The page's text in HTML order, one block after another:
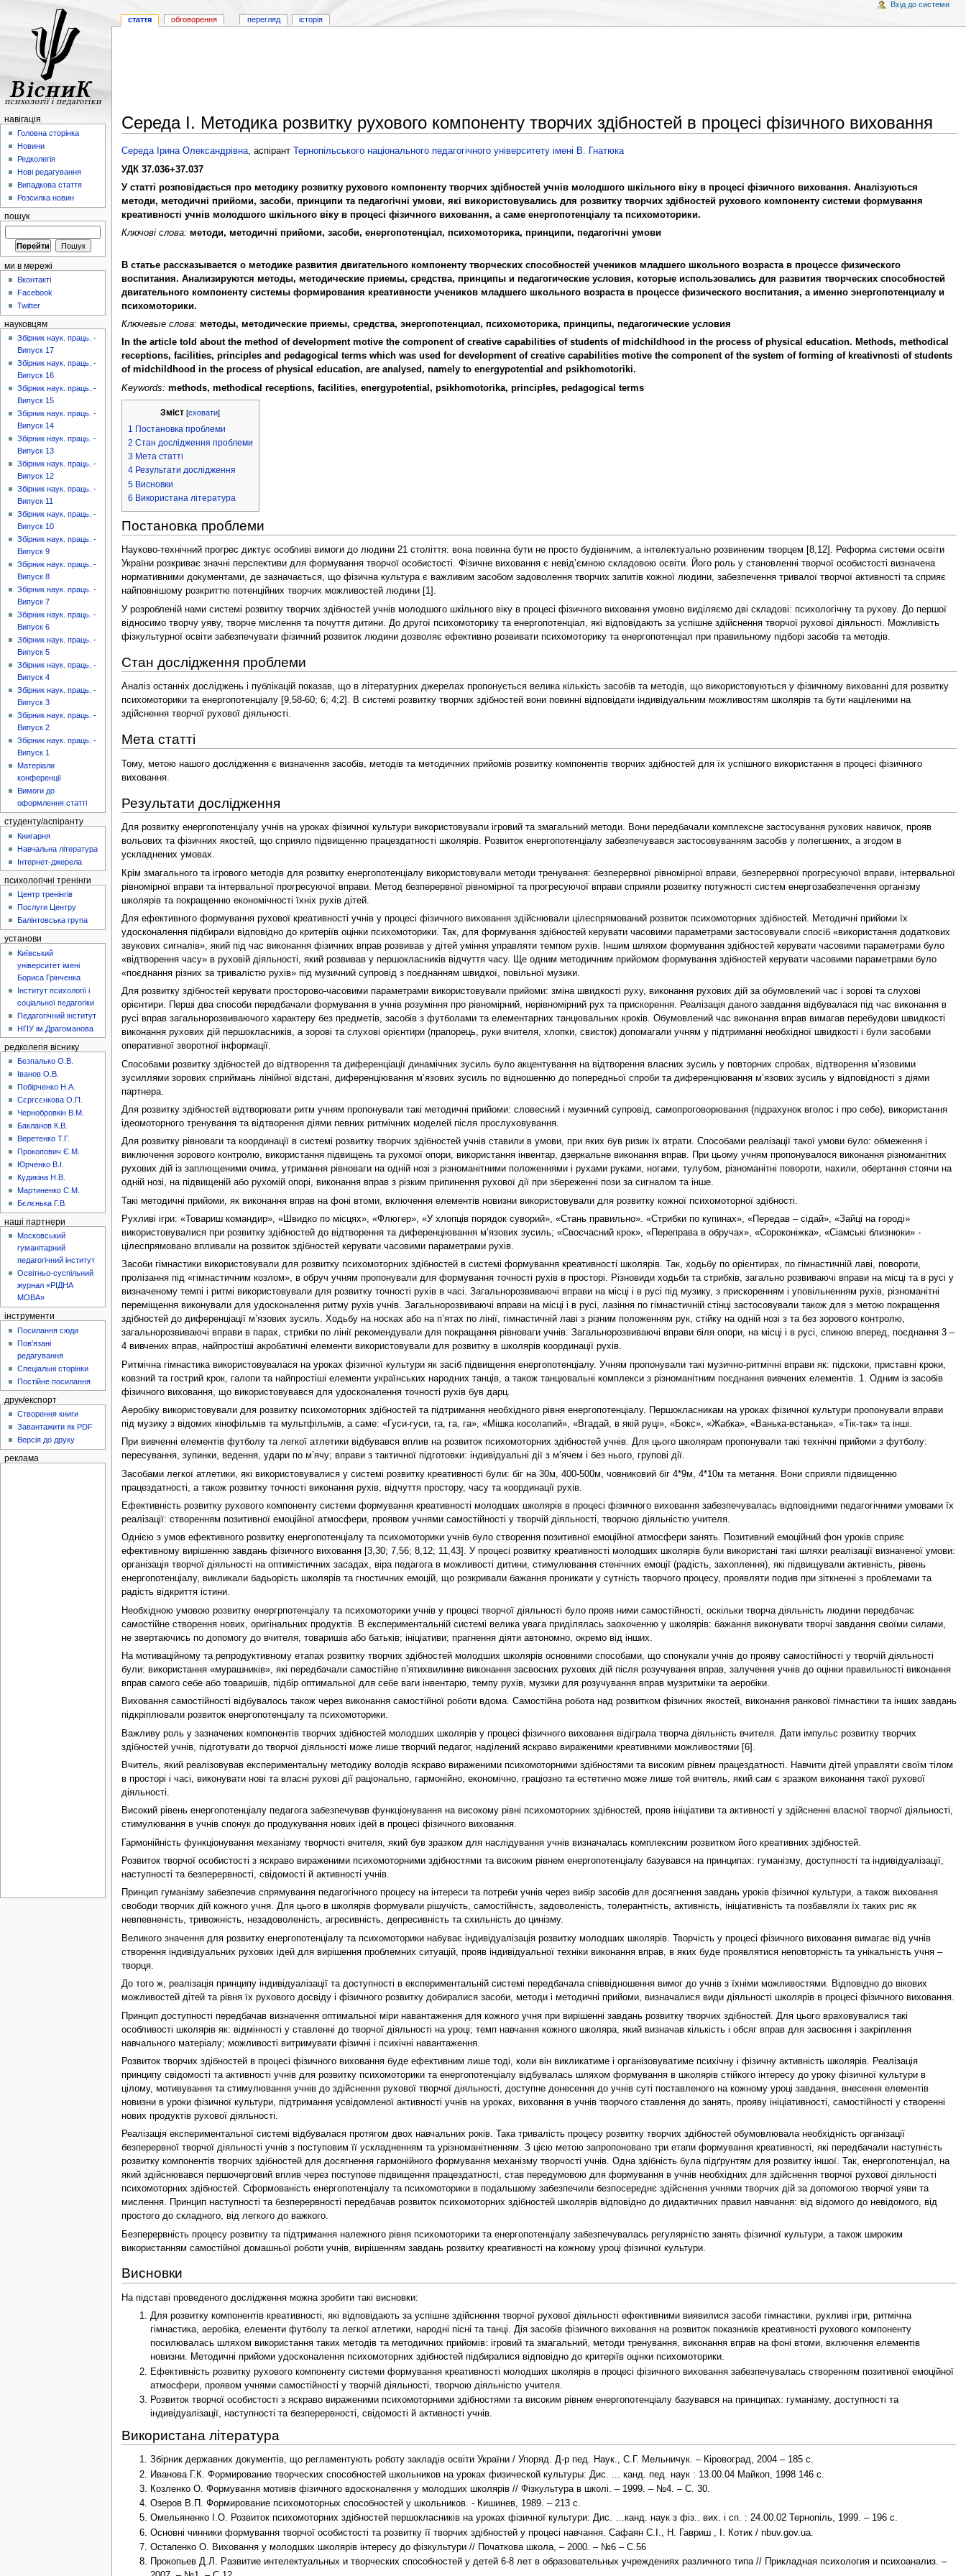
Середа І. Методика розвитку рухового компоненту творчих здібностей в процесі фізичного виховання
Середа Ірина Олександрівна, аспірант
Тернопільського національного педагогічного університету імені В. Гнатюка
УДК 37.036+37.037
У статті розповідається про методику розвитку рухового компоненту творчих здібностей учнів молодшого шкільного віку в процесі фізичного виховання. Аналізуються
методи, методичні прийоми, засоби, принципи та педагогічні умови, які використовувались для розвитку творчих здібностей рухового компоненту системи формування
креативності учнів молодшого шкільного віку в процесі фізичного виховання, а саме енергопотенціалу та психомоторики.
Ключові слова: методи, методичні прийоми, засоби, енергопотенціал, психомоторика, принципи, педагогічні умови
В статье рассказывается о методике развития двигательного компоненту творческих способностей учеников младшего школьного возраста в процессе физического
воспитания. Анализируются методы, методические приемы, средства, принципы и педагогические условия, которые использовались для развития творческих способностей
двигательного компоненту системы формирования креативности учеников младшего школьного возраста в процессе физического воспитания, а именно энергопотенциалу и
психомоторики.
Ключевые слова: методы, методические приемы, средства, энергопотенциал, психомоторика, принципы, педагогические условия
In the article told about the method of development motive the component of creative capabilities of students of midchildhood in the process of physical education. Methods, methodical
receptions, facilities, principles and pedagogical terms which was used for development of creative capabilities motive the component of the system of forming of kreativnosti of students
of midchildhood in the process of physical education, are analysed, namely to energypotential and psikhomotoriki.
Keywords: methods, methodical receptions, facilities, energypotential, psikhomotorika, principles, pedagogical terms
Зміст [сховати]
1 Постановка проблеми
2 Стан дослідження проблеми
3 Мета статті
4 Результати дослідження
5 Висновки
6 Використана література
Постановка проблеми
Науково-технічний прогрес диктує особливі вимоги до людини 21 століття: вона повинна бути не просто будівничим, а інтелектуально розвиненим творцем [8,12]. Реформа системи освіти
України розкриває значні перспективи для формування творчої особистості. Фізичне виховання є невід’ємною складовою освіти. Його роль у становленні творчої особистості визначена
нормативними документами, де зазначається, що фізична культура є важливим засобом задоволення творчих запитів кожної людини, забезпечення тривалої творчої активності та сприяє
найповнішому розкриттю потенційних творчих можливостей людини [1].
У розробленій нами системі розвитку творчих здібностей учнів молодшого шкільного віку в процесі фізичного виховання умовно виділяємо дві складові: психологічну та рухову. До першої
відносимо творчу уяву, творче мислення та почуття дитини. До другої психомоторику та енергопотенціал, які відповідають за успішне здійснення творчої рухової діяльності. Можливість
фізкультурної освіти забезпечувати фізичний розвиток людини дозволяє ефективно розвивати психомоторику та енергопотенціал при правильному підборі засобів та методів.
Стан дослідження проблеми
Аналіз останніх досліджень і публікацій показав, що в літературних джерелах пропонується велика кількість засобів та методів, що використовуються у фізичному вихованні для розвитку
психомоторики та енергопотенціалу [9,58-60; 6; 4;2]. В системі розвитку творчих здібностей вони повинні відповідати індивідуальним можливостям школярів та бути націленими на
здійснення творчої рухової діяльності.
Мета статті
Тому, метою нашого дослідження є визначення засобів, методів та методичних прийомів розвитку компонентів творчих здібностей для їх успішного використання в процесі фізичного
виховання.
Результати дослідження
Для розвитку енергопотенціалу учнів на уроках фізичної культури використовували ігровий та змагальний методи. Вони передбачали комплексне застосування рухових навичок, прояв
вольових та фізичних якостей, що сприяло підвищенню працездатності школярів. Розвиток енергопотенціалу забезпечувався застосовуванням засобів у полегшених, а згодом в
ускладнених умовах.
Крім змагального та ігрового методів для розвитку енергопотенціалу використовували методи тренування: безперервної рівномірної вправи, безперервної прогресуючої вправи, інтервальної
рівномірної вправи та інтервальної прогресуючої вправи. Метод безперервної рівномірної та прогресуючої вправи сприяли розвитку потужності систем енергозабезпечення організму
школярів та покращенню економічності їхніх рухів дітей.
Для ефективного формування рухової креативності учнів у процесі фізичного виховання здійснювали цілеспрямований розвиток психомоторних здібностей. Методичні прийоми їх
удосконалення підбирали відповідно до критеріїв оцінки психомоторики. Так, для формування здібностей керувати часовими параметрами застосовували спосіб «використання додаткових
звукових сигналів», який під час виконання фізичних вправ розвивав у дітей уміння управляти темпом рухів. Іншим шляхом формування здібностей керувати часовими параметрами було
«відтворення часу» в руховій діяльності, який розвивав у першокласників відчуття часу. Ще одним методичним прийомом формування здібностей керувати часовими параметрами було
«поєднання різних за тривалістю рухів» під музичний супровід з поєднанням швидкої, повільної музики.
Для розвитку здібностей керувати просторово-часовими параметрами використовували прийоми: зміна швидкості руху, виконання рухових дій за обумовлений час і зорові та слухові
орієнтири. Перші два способи передбачали формування в учнів розуміння про рівномірний, нерівномірний рух та прискорення. Реалізація даного завдання відбувалася під час виконання в
русі вправ загальнорозвиваючого характеру без предметів, засобів з футболами та елементарних танцювальних кроків. Обумовлений час виконання вправ вимагав перебудови швидкості
виконання рухових дій першокласників, а зорові та слухові орієнтири (прапорець, руки вчителя, хлопки, свисток) допомагали учням у підтриманні необхідної швидкості і були засобами
оперативної зворотної інформації.
Способами розвитку здібностей до відтворення та диференціації динамічних зусиль було акцентування на відтворення власних зусиль у повторних спробах, відтворення м’язовими
зусиллями зорових сприймань лінійної відстані, диференціювання м’язових зусиль по відношенню до попередньої спроби та диференціювання м’язових зусиль у відповідності з діями
партнера.
Для розвитку здібностей відтворювати ритм учням пропонували такі методичні прийоми: словесний і музичний супровід, самопроговорювання (підрахунок вголос і про себе), використання
ідеомоторного тренування та відтворення діями певних ритмічних моделей після прослуховування.
Для розвитку рівноваги та координації в системі розвитку творчих здібностей учнів ставили в умови, при яких був ризик їх втрати. Способами реалізації такої умови було: обмеження і
виключення зорового контролю, використання підвищень та рухомої опори, використання інвентар, дзеркальне виконання вправ. При цьому учням пропонувалося виконання різноманітних
рухових дій із заплющеними очима, утримання рівноваги на одній нозі з різноманітними положеннями і рухами руками, ногами, тулубом, різноманітні повороти, нахили, обертання стоячи на
одній нозі, на підвищеній або рухомій опорі, виконання вправ з різким припинення рухової дії при збереженні пози за сигналом та інше.
Такі методичні прийоми, як виконання вправ на фоні втоми, включення елементів новизни використовували для розвитку кожної психомоторної здібності.
Рухливі ігри: «Товариш командир», «Швидко по місцях», «Флюгер», «У хлопців порядок суворий», «Стань правильно». «Стрибки по купинах», «Передав – сідай», «Зайці на городі»
використовувалися при розвитку здібностей до відтворення та диференціювання м’язових зусиль; «Своєчасний крок», «Переправа в обручах», «Сороконіжка», «Сіамські близнюки» -
цілеспрямовано впливали на розвиток здібностей керувати часовими параметрами рухів.
Засоби гімнастики використовували для розвитку психомоторних здібностей в системі формування креативності школярів. Так, ходьбу по орієнтирах, по гімнастичній лаві, повороти,
пролізання під «гімнастичним козлом», в обруч учням пропонували для формування точності рухів в просторі. Різновиди ходьби та стрибків, загально розвиваючі вправи на місці та в русі у
визначеному темпі і ритмі використовували для розвитку точності рухів в часі. Загальнорозвиваючі вправи на місці і в русі під музику, з прискоренням і уповільненням рухів, різноманітні
переміщення виконували для удосконалення ритму рухів учнів. Загальнорозвиваючі вправи на місці і в русі, лазіння по гімнастичній стінці застосовували також для з метою покращення
здібностей до диференціації м’язових зусиль. Ходьбу на носках або на п’ятах по лінії, гімнастичній лаві з різним положенням рук, стійку на одній нозі з та без зорового контролю,
загальнорозвиваючі вправи в парах, стрибки по лінії рекомендували для покращання рівноваги учнів. Загальнорозвиваючі вправи біля опори, на місці і в русі, спиною вперед, поєднання 3 –
4 вивчених вправ, найпростіші акробатичні елементи використовували для розвитку в школярів координації рухів.
Ритмічна гімнастика використовувалася на уроках фізичної культури як засіб підвищення енергопотенціалу. Учням пропонували такі музично-ритмічні вправи як: підскоки, приставні кроки,
ковзний та гострий крок, галопи та найпростіші елементи українських народних танців, а також танцювальні комплекси з різноманітним поєднання вивчених елементів. 1. Одним із засобів
фізичного виховання, що використовувався для удосконалення точності рухів був дарц.
Аеробіку використовували для розвитку психомоторних здібностей та підтримання необхідного рівня енергопотенціалу. Першокласникам на уроках фізичної культури пропонували вправи
під музику з відомих кінофільмів та мультфільмів, а саме: «Гуси-гуси, га, га, га», «Мішка косолапий», «Вгадай, в якій руці», «Бокс», «Жабка», «Ванька-встанька», «Тік-так» та інші.
При вивченні елементів футболу та легкої атлетики відбувався вплив на розвиток психомоторних здібностей учнів. Для цього школярам пропонували такі технічні прийоми з футболу:
пересування, зупинки, ведення, удари по м’ячу; вправи з тактичної підготовки: індивідуальні дії з м’ячем і без нього, групові дії.
Засобами легкої атлетики, які використовувалися у системі розвитку креативності були: біг на 30м, 400-500м, човниковий біг 4*9м, 4*10м та метання. Вони сприяли підвищенню
працездатності, а також розвитку точності виконання рухів, відчуття простору, часу та координації рухів.
Ефективність розвитку рухового компоненту системи формування креативності молодших школярів в процесі фізичного виховання забезпечувалась відповідними педагогічними умовами їх
реалізації: створенням позитивної емоційної атмосфери, проявом учнями самостійності у творчій діяльності, творчою діяльністю учителя.
Однією з умов ефективного розвитку енергопотенціалу та психомоторики учнів було створення позитивної емоційної атмосфери занять. Позитивний емоційний фон уроків сприяє
ефективному вирішенню завдань фізичного виховання [3,30; 7,56; 8,12; 11,43]. У процесі розвитку креативності молодших школярів були використані такі шляхи реалізації визначеної умови:
організація творчої діяльності на оптимістичних засадах, віра педагога в можливості дитини, стимулювання стенічних емоції (радість, захоплення), які підвищували активність, рівень
енергопотенціалу, викликали бадьорість школярів та гностичних емоцій, що розкривали бажання проникати у сутність творчого процесу, проявляти подив при зіткненні з проблемами та
радість відкриття істини.
Необхідною умовою розвитку енергрпотенціалу та психомоторики учнів у процесі творчої діяльності було прояв ними самостійності, оскільки творча діяльність людини передбачає
самостійне створення нових, оригінальних продуктів. В експериментальній системі велика увага приділялась заохоченню у школярів: бажання виконувати творчі завдання своїми силами,
не звертаючись по допомогу до вчителя, товаришів або батьків; ініціативи; прагнення діяти автономно, окремо від інших.
На мотиваційному та репродуктивному етапах розвитку творчих здібностей молодших школярів основними способами, що спонукали учнів до прояву самостійності у творчій діяльності
були: використання «мурашників», які передбачали самостійне п’ятихвилинне виконання засвоєних рухових дій після розучування вправ, залучення учнів до оцінки правильності виконання
вправ самого себе або товаришів, підбір оптимальної для себе ваги інвентарю, темпу рухів, музики для розучування вправ музритміки та аеробіки.
Виховання самостійності відбувалось також через виконання самостійної роботи вдома. Самостійна робота над розвитком фізичних якостей, виконання ранкової гімнастики та інших завдань
підкріплювали розвиток енергопотенціалу та психомоторики.
Важливу роль у зазначених компонентів творчих здібностей молодших школярів у процесі фізичного виховання відіграла творча діяльність вчителя. Дати імпульс розвитку творчих
здібностей учнів, підготувати до творчої діяльності може лише творчий педагог, наділений яскраво вираженими креативними можливостями [6].
Вчитель, який реалізовував експериментальну методику володів яскраво вираженими психомоторними здібностями та високим рівнем працездатності. Навчити дітей управляти своїм тілом
в просторі і часі, виконувати нові та власні рухові дії раціонально, гармонійно, економічно, граціозно та естетично може лише той вчитель, який сам є зразком виконання такої рухової
діяльності.
Високий рівень енергопотенціалу педагога забезпечував функціонування на високому рівні психомоторних здібностей, прояв ініціативи та активності у здійсненні власної творчої діяльності,
стимулювання в учнів спонук до продукування нових ідей в процесі фізичного виховання.
Гармонійність функціонування механізму творчості вчителя, який був зразком для наслідування учнів визначалась комплексним розвитком його креативних здібностей.
Розвиток творчої особистості з яскраво вираженими психомоторними здібностями та високим рівнем енергопотенціалу базувався на принципах: гуманізму, доступності та індивідуалізації,
наступності та безперервності, свідомості й активності учнів.
Принцип гуманізму забезпечив спрямування педагогічного процесу на інтереси та потреби учнів через вибір засобів для досягнення завдань уроків фізичної культури, а також виховання
свободи творчих дій кожного учня. Для цього в школярів формували рішучість, самостійність, задоволеність, толерантність, активність, ініціативність та позбавляли їх таких рис як
невпевненість, тривожність, незадоволеність, агресивність, депресивність та схильність до цинізму.
Великого значення для розвитку енергопотенціалу та психомоторики набуває індивідуалізація розвитку молодших школярів. Творчість у процесі фізичного виховання вимагає від учнів
створення індивідуальних рухових ідей для вирішення проблемних ситуацій, прояв індивідуальної техніки виконання вправ, в яких буде проявлятися неповторність та унікальність учня –
творця.
До того ж, реалізація принципу індивідуалізації та доступності в експериментальній системі передбачала співвідношення вимог до учнів з їхніми можливостями. Відповідно до вікових
можливостей дітей та рівня їх рухового досвіду і фізичного розвитку добиралися засоби, методи і методичні прийоми, визначалися види діяльності школярів в процесі фізичного виховання.
Принцип доступності передбачав визначення оптимальної міри навантаження для кожного учня при вирішенні завдань розвитку творчих здібностей. Для цього враховувалися такі
особливості школярів як: відмінності у ставленні до творчої діяльності на уроці; темп навчання кожного школяра, який визначав кількість і обсяг вправ для засвоєння і закріплення
навчального матеріалу; можливості витримувати фізичні і психічні навантаження.
Розвиток творчих здібностей в процесі фізичного виховання буде ефективним лише тоді, коли він викликатиме і організовуватиме психічну і фізичну активність школярів. Реалізація
принципу свідомості та активності учнів для розвитку психомоторики та енергопотенціалу відбувалась шляхом формування в школярів стійкого інтересу до уроку фізичної культури в
цілому, мотивування та стимулювання учнів до здійснення рухової творчої діяльності, доступне донесення до учнів суті поставленого на кожному уроці завдання, внесення елементів
новизни в уроки фізичної культури, підтримання усвідомленої активності учнів на уроках, виховання в учнів творчого ставлення до занять, прояву ініціативності, самостійності у створенні
нових продуктів рухової діяльності.
Реалізація експериментальної системі відбувалася протягом двох навчальних років. Така тривалість процесу розвитку творчих здібностей обумовлювала необхідність організації
безперервної творчої діяльності учнів з поступовим її ускладненням та урізноманітненням. З цією метою запропоновано три етапи формування креативності, які передбачали наступність
розвитку компонентів творчих здібностей для досягнення гармонійного формування механізму творчості учнів. Одна здібність була підґрунтям для розвитку іншої. Так, енергопотенціал, на
який здійснювався першочерговий вплив через поступове підвищення працездатності, став передумовою для формування в учнів необхідних для здійснення творчої рухової діяльності
психомоторних здібностей. Сформованість енергопотенціалу та психомоторики в подальшому забезпечили безпосереднє здійснення учнями творчих дій за допомогою творчої уяви та
мислення. Принцип наступності та безперервності передбачав розвиток психомоторних здібностей школярів відповідно до дидактичних правил навчання: від відомого до невідомого, від
простого до складного, від легкого до важкого.
Безперервність процесу розвитку та підтримання належного рівня психомоторики та енергопотенціалу забезпечувалась регулярністю занять фізичної культури, а також широким
використанням самостійної домашньої роботи учнів, вирішенням завдань розвитку креативності на кожному уроці фізичної культури.
Висновки
На підставі проведеного дослідження можна зробити такі висновки:
Для розвитку компонентів креативності, які відповідають за успішне здійснення творчої рухової діяльності ефективними виявилися засоби гімнастики, рухливі ігри, ритмічна
гімнастика, аеробіка, елементи футболу та легкої атлетики, народні пісні та танці. Дія засобів фізичного виховання на розвиток показників креативності рухового компоненту
посилювалась шляхом використання таких методів та методичних прийомів: ігровий та змагальний, методи тренування, виконання вправ на фоні втоми, включення елементів
новизни. Методичні прийоми удосконалення психомоторних здібностей підбиралися відповідно до критеріїв оцінки психомоторики.
Ефективність розвитку рухового компоненту системи формування креативності молодших школярів в процесі фізичного виховання забезпечувалась створенням позитивної емоційної
атмосфери, проявом учнями самостійності у творчій діяльності, творчою діяльністю учителя.
Розвиток творчої особистості з яскраво вираженими психомоторними здібностями та високим рівнем енергопотенціалу базувався на принципах: гуманізму, доступності та
індивідуалізації, наступності та безперервності, свідомості й активності учнів.
Використана література
Збірник державних документів, що регламентують роботу закладів освіти України / Упоряд. Д-р пед. Наук., С.Г. Мельничук. – Кіровоград, 2004 – 185 с.
Иванова Г.К. Формирование творческих способностей школьников на уроках физической культуры: Дис. ... канд. пед. наук : 13.00.04 Майкоп, 1998 146 с.
Козленко О. Формування мотивів фізичного вдосконалення у молодших школярів // Фізкультура в школі. – 1999. – №4. – С. 30.
Озеров В.П. Формирование психомоторных способностей у школьников. - Кишинев, 1989. – 213 с.
Омельяненко І.О. Розвиток психомоторних здібностей першокласників на уроках фізичної культури: Дис. …канд. наук з фіз.. вих. і сп. : 24.00.02 Тернопіль, 1999. – 196 с.
Основні чинники формування творчої особистості та розвитку її творчих здібностей у процесі навчання. Сафаян С.І., Н. Гавриш , І. Котик / nbuv.gov.ua.
Остапенко О. Виховання у молодших школярів інтересу до фізкультури // Початкова школа, – 2000. – №6 – С.56
Прокопьев Д.Л. Развитие интелектуальных и творческих способностей у детей 6-8 лет в образовательных учреждениях различного типа // Прикладная психология и психоанализ. –
стаття обговорення перегляд історія
Вхід до системи
навігація
Головна сторінка
Новини
Редколегія
Нові редагування
Випадкова стаття
Розсилка новин
пошук
ми в мережі
Вконтакті
Facebook
Twitter
науковцям
Збірник наук. праць. -
Випуск 17
Збірник наук. праць. -
Випуск 16
Збірник наук. праць. -
Випуск 15
Збірник наук. праць. -
Випуск 14
Збірник наук. праць. -
Випуск 13
Збірник наук. праць. -
Випуск 12
Збірник наук. праць. -
Випуск 11
Збірник наук. праць. -
Випуск 10
Збірник наук. праць. -
Випуск 9
Збірник наук. праць. -
Випуск 8
Збірник наук. праць. -
Випуск 7
Збірник наук. праць. -
Випуск 6
Збірник наук. праць. -
Випуск 5
Збірник наук. праць. -
Випуск 4
Збірник наук. праць. -
Випуск 3
Збірник наук. праць. -
Випуск 2
Збірник наук. праць. -
Випуск 1
Матеріали
конференції
Вимоги до
оформлення статті
студенту/аспіранту
Книгарня
Навчальна література
Інтернет-джерела
психологічні тренінги
Центр тренінгів
Послуги Центру
Балінтовська група
установи
Київський
університет імені
Бориса Грінченка
Інститут психології і
соціальної педагогіки
Педагогічний інститут
НПУ ім.Драгоманова
редколегія віснику
Безпалько О.В.
Іванов О.В.
Побірченко Н.А.
Сєргєєнкова О.П.
Чернобровкін В.М.
Бакланов К.В.
Веретенко Т.Г.
Прокопович Є.М.
Юрченко В.І.
Кудикіна Н.В.
Мартиненко С.М.
Бєлєнька Г.В.
наші партнери
Московський
гуманітарний
педагогічний інститут
Освітньо-суспільний
журнал «РІДНА
МОВА»
інструменти
Посилання сюди
Пов'язані
редагування
Спеціальні сторінки
Постійне посилання
друк/експорт
Створення книги
Завантажити як PDF
Версія до друку
реклама